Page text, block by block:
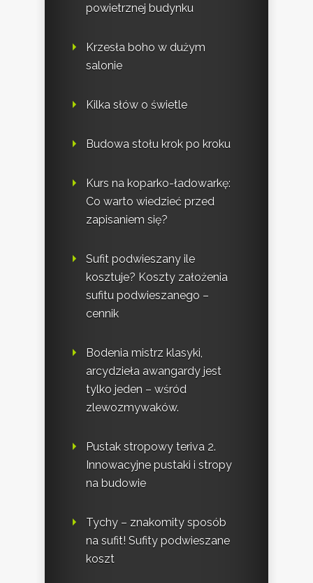
powietrznej budynku
Krzesła boho w dużym
salonie
Kilka słów o świetle
Budowa stołu krok po kroku
Kurs na koparko-ładowarkę:
Co warto wiedzieć przed
zapisaniem się?
Sufit podwieszany ile
kosztuje? Koszty założenia
sufitu podwieszanego –
cennik
Bodenia mistrz klasyki,
arcydzieła awangardy jest
tylko jeden – wśród
zlewozmywaków.
Pustak stropowy teriva 2.
Innowacyjne pustaki i stropy
na budowie
Tychy – znakomity sposób
na sufit! Sufity podwieszane
koszt